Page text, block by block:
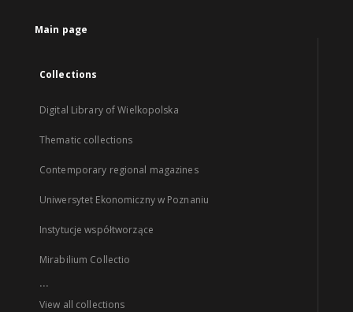
Main page
Collections
Digital Library of Wielkopolska
Thematic collections
Contemporary regional magazines
Uniwersytet Ekonomiczny w Poznaniu
Instytucje współtworzące
Mirabilium Collectio
...
View all collections